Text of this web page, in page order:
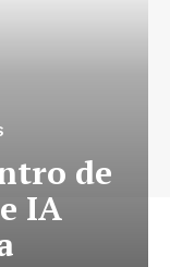
de
IA